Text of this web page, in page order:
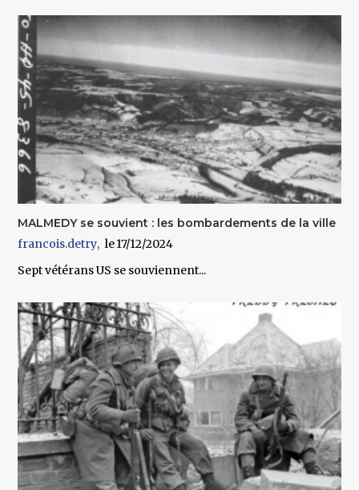
MALMEDY se souvient : les bombardements de la ville
francois.detry
17/12/2024
Sept vétérans US se souviennent...